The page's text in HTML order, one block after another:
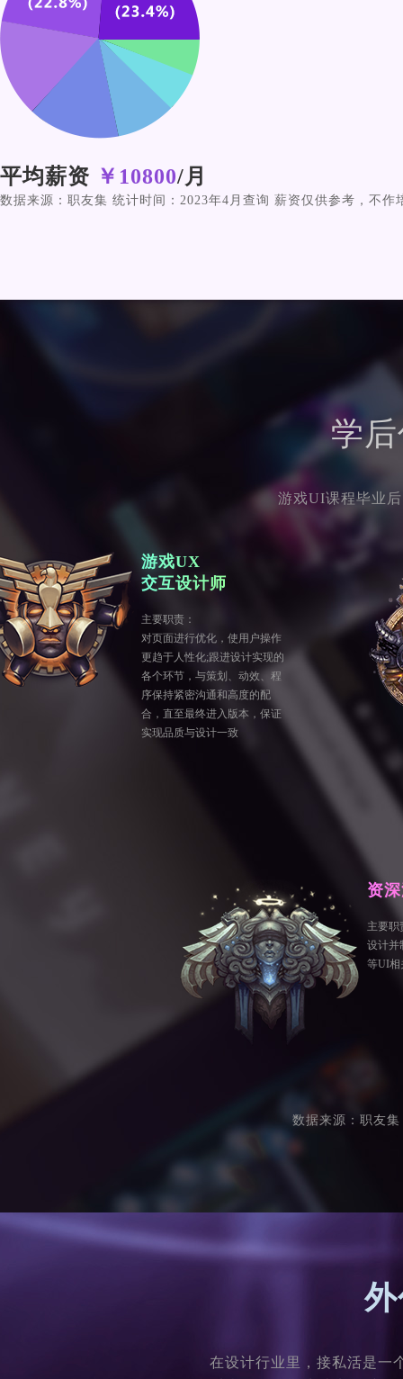
平均薪资 ￥10800/月
数据来源：职友集 统计时间：2023年4月查询 薪资仅供参考，不作
学
游戏UI课程毕业
游戏UX
交互设计师
主要职责：
对页面进行优化，使用户操作
更趋于人性化;跟进设计实现的
各个环节，与策划、动效、程
序保持紧密沟通和高度的配
合，直至最终进入版本，保证
实现品质与设计一致
资
主要职
设计并
等UI相
数据来源：职友
在设计行业里，接私活是一